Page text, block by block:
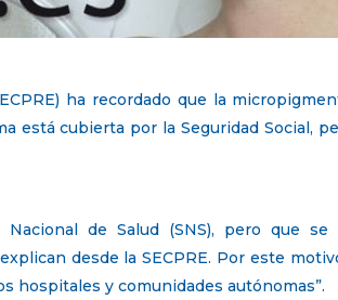
ha recordado que la
está cubierta por la Seguridad Social,
de Salud (SNS), pero que se
desde la SECPRE. Por este
hospitales y comunidades autónomas”.